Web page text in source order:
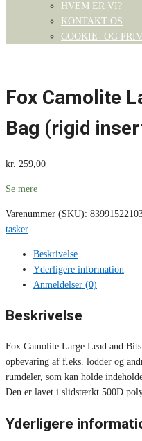
HVEM ER VI?
KONTAKT OS
COOKIE- OG
Fox Camolite
Bag (rigid
kr. 259,00
Se mere
Varenummer (SKU):
tasker
Beskrivelse
Yderligere information
Anmeldelser (0)
Beskrivelse
Fox Camolite Large Lead and
opbevaring af f.eks. lodder og
rumdeler, som kan holde
Den er lavet i slidstærkt 500D
Yderligere